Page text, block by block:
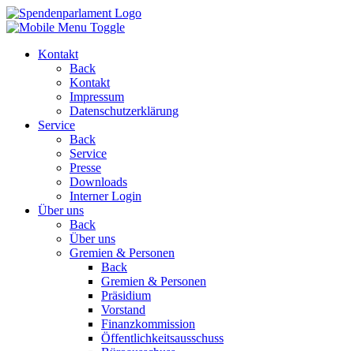
Kontakt
Back
Kontakt
Impressum
Datenschutzerklärung
Service
Back
Service
Presse
Downloads
Interner Login
Über uns
Back
Über uns
Gremien & Personen
Back
Gremien & Personen
Präsidium
Vorstand
Finanzkommission
Öffentlichkeitsausschuss